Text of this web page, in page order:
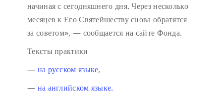
начиная с сегодняшнего дня. Через несколько
месяцев к Его Святейшеству снова обратятся
за советом», — сообщается на сайте Фонда.
Тексты практики
— на русском языке,
— на английском языке.